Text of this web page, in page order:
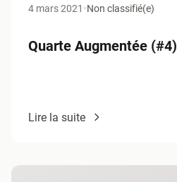
4 mars 2021 •Non classifié(e)
Quarte Augmentée (#4)
Lire la suite